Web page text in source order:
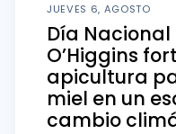
JUEVES 6, AGOSTO
Día Nacional
O’Higgins
apicultura
miel en un
cambio